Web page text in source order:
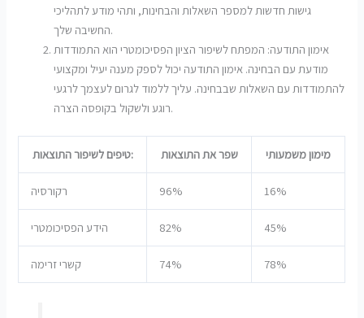
גישות חדשות למספר השאלות והבחינות, ותהי מודע לתהליכי
החשיבה שלך.
אימון התודעה: המפתח לשיפור הציון הפסיכומטרי הוא התמודדות
מודעת עם הבחינה. אימון התודעה יכול לספק מענה יעיל ומקצועי
להתמודדות עם השאלות שבבחינה. עליך ללמוד לגרום לעצמך לרגעי
רוגע ולשקול בקופסה הצרה.
טיפים לשיפור התוצאות: שפר את התוצאות מימון משמעותי
רקורסיה 96% 16%
הידע הפסיכומטרי 82% 45%
קשרי זרימה 74% 78%